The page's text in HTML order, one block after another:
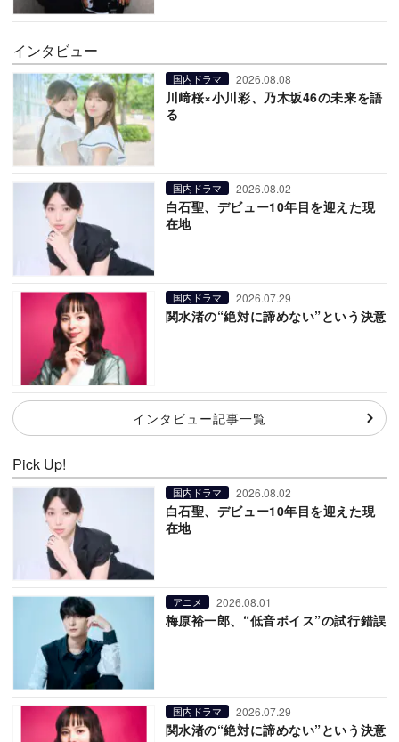
インタビュー
国内ドラマ 2026.08.08
川﨑桜×小川彩、乃木坂46の未来を語
る
国内ドラマ 2026.08.02
白石聖、デビュー10年目を迎えた現
在地
国内ドラマ 2026.07.29
関水渚の“絶対に諦めない”という決意
インタビュー記事一覧
Pick Up!
国内ドラマ 2026.08.02
白石聖、デビュー10年目を迎えた現
在地
アニメ 2026.08.01
梅原裕一郎、“低音ボイス”の試行錯誤
国内ドラマ 2026.07.29
関水渚の“絶対に諦めない”という決意